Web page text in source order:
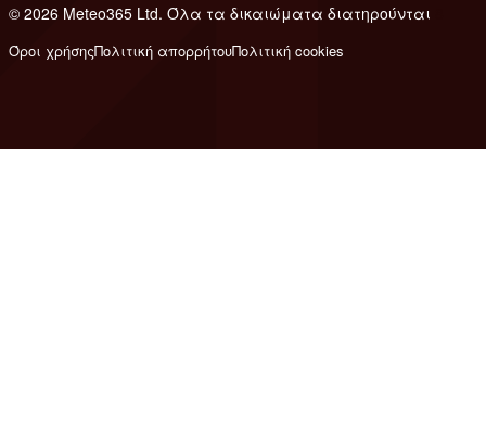
© 2026 Meteo365 Ltd. Όλα τα δικαιώματα διατηρούνται
Όροι χρήσηςΠολιτική απορρήτουΠολιτική cookies